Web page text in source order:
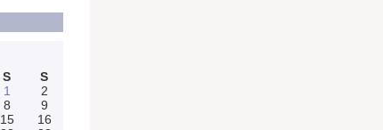
S
S
1
2
8
9
15
16